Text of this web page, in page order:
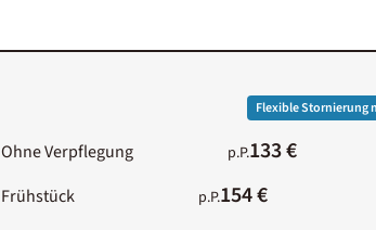
Flexible Stornierung
Ohne Verpflegung p.P.133 €
Frühstück p.P.154 €